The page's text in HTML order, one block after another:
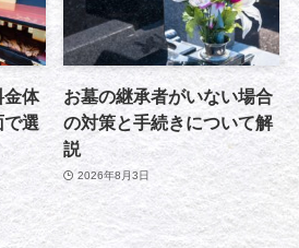
金体
選
お墓の継承者がいない場合
の対策と手続きについて解
説
2026年8月3日